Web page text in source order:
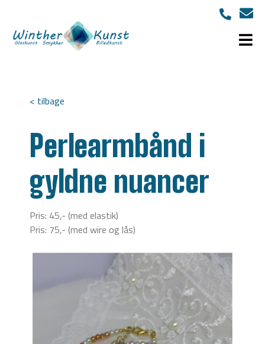
< tilbage
Perlearmbånd i
gyldne nuancer
Pris: 45,- (med elastik)
Pris: 75,- (med wire og lås)